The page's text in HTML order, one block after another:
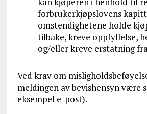
forbrukerkjøpslovens
omstendighetene holde
tilbake, kreve oppfyllelse,
og/eller kreve erstatning
Ved krav om
meldingen av bevishensyn være
eksempel e-post).